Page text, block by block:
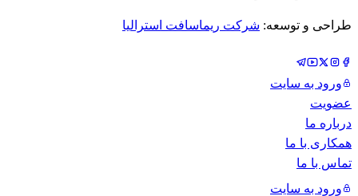
طراحی و توسعه: شرکت ریماسافت استرالیا
ورود به سایت
عضویت
درباره ما
همکاری با ما
تماس با ما
ورود به سایت